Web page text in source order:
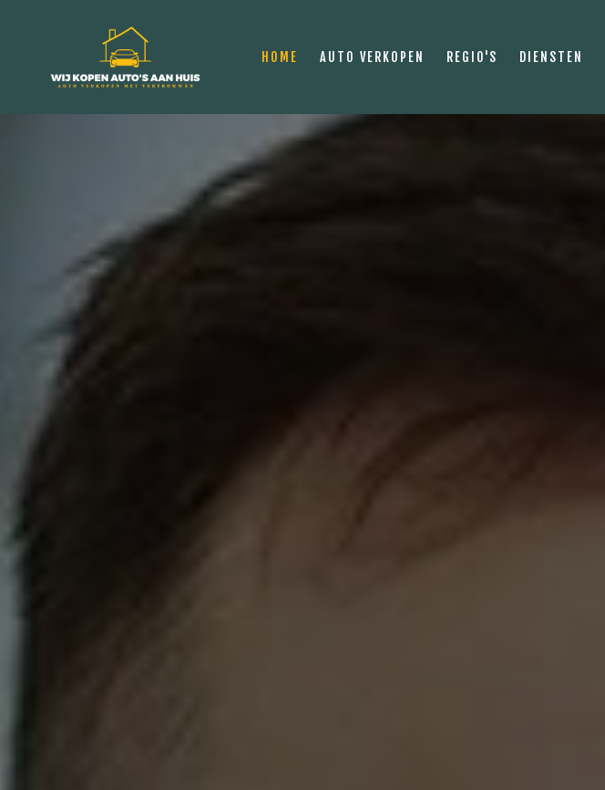
HOME AUTO VERKOPEN REGIO'S DIENSTEN